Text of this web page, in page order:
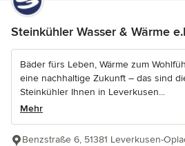
Steinkühler Wasser & Wärme
Bäder fürs Leben, Wärme zum
eine nachhaltige Zukunft – das sind
Steinkühler Ihnen in Leverkusen...
Mehr
Benzstraße 6, 51381 Leverkusen-